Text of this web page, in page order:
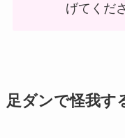
げてくだ
足ダンで怪我す